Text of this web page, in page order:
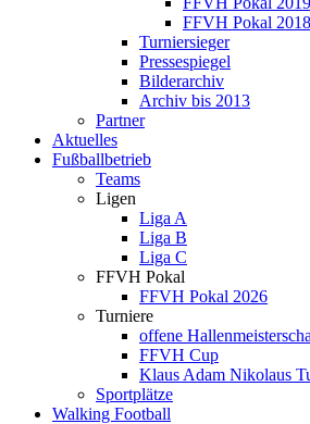
FFVH Pokal 2018
Turniersieger
Pressespiegel
Bilderarchiv
Archiv bis 2013
Partner
Aktuelles
Fußballbetrieb
Teams
Ligen
Liga A
Liga B
Liga C
FFVH Pokal
FFVH Pokal 2026
Turniere
offene
FFVH Cup
Klaus Adam Nikolaus
Sportplätze
Walking Football